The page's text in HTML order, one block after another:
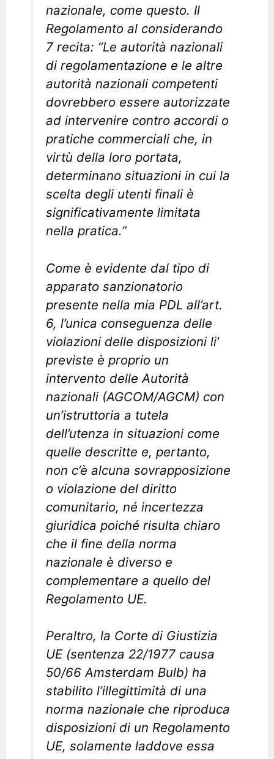
nazionale, come questo. Il
Regolamento al considerando
7 recita: “Le autorità nazionali
di regolamentazione e le altre
autorità nazionali competenti
dovrebbero essere autorizzate
ad intervenire contro accordi o
pratiche commerciali che, in
virtù della loro portata,
determinano situazioni in cui la
scelta degli utenti finali è
significativamente limitata
nella pratica.”
Come è evidente dal tipo di
apparato sanzionatorio
presente nella mia PDL all’art.
6, l’unica conseguenza delle
violazioni delle disposizioni li’
previste è proprio un
intervento delle Autorità
nazionali (AGCOM/AGCM) con
un’istruttoria a tutela
dell’utenza in situazioni come
quelle descritte e, pertanto,
non c’è alcuna sovrapposizione
o violazione del diritto
comunitario, né incertezza
giuridica poiché risulta chiaro
che il fine della norma
nazionale è diverso e
complementare a quello del
Regolamento UE.
Peraltro, la Corte di Giustizia
UE (sentenza 22/1977 causa
50/66 Amsterdam Bulb) ha
stabilito l’illegittimità di una
norma nazionale che riproduca
disposizioni di un Regolamento
UE, solamente laddove essa